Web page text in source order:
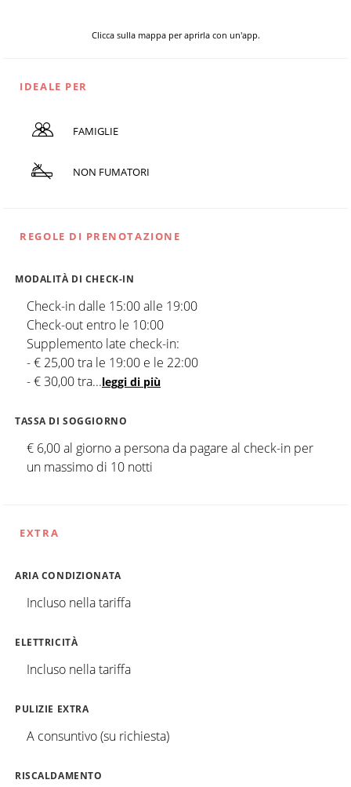
Clicca sulla mappa per aprirla con un'app.
IDEALE PER
FAMIGLIE
NON FUMATORI
REGOLE DI PRENOTAZIONE
MODALITÀ DI CHECK-IN
Check-in dalle 15:00 alle 19:00
Check-out entro le 10:00
Supplemento late check-in:
- € 25,00 tra le 19:00 e le 22:00
- € 30,00 tra...leggi di più
TASSA DI SOGGIORNO
€ 6,00 al giorno a persona da pagare al check-in per
un massimo di 10 notti
EXTRA
ARIA CONDIZIONATA
Incluso nella tariffa
ELETTRICITÀ
Incluso nella tariffa
PULIZIE EXTRA
A consuntivo (su richiesta)
RISCALDAMENTO